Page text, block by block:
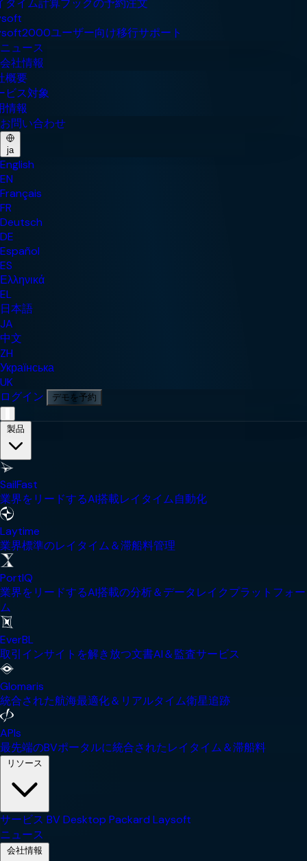
ニュース
会社情報
お問い合わせ
ja
English
EN
Français
FR
Deutsch
DE
Español
ES
Ελληνικά
EL
日本語
JA
中文
ZH
Українська
UK
ログイン
デモを予約
モバイルナビゲーションメニュー
製品
SailFast
業界をリードするAI搭載レイタイム自動化
Laytime
業界標準のレイタイム＆滞船料管理
PortIQ
業界をリードするAI搭載の分析＆データレイクプラットフォー
ム
EverBL
取引インサイトを解き放つ文書AI＆監査サービス
Glomaris
統合された航海最適化＆リアルタイム衛星追跡
APIs
最先端のBVポータルに統合されたレイタイム＆滞船料
リソース
サービス BV Desktop Packard Laysoft
ニュース
会社情報